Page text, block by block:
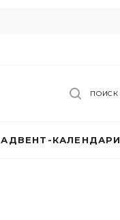
ПОИСК
АДВЕНТ-КАЛЕНДАРИ